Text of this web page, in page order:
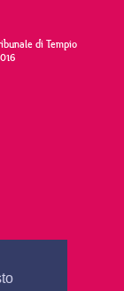
di Tempio